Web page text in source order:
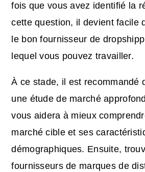
fois que vous avez identifié la
cette question, il devient facile
le bon fournisseur de
lequel vous pouvez travailler.
À ce stade, il est recommandé
une étude de marché
vous aidera à mieux
marché cible et ses
démographiques. Ensuite,
fournisseurs de marques de